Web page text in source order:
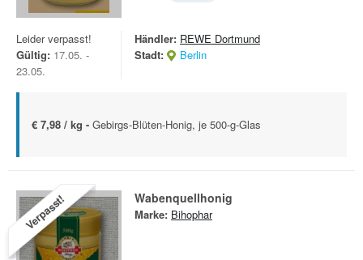
Leider verpasst!
Gültig: 17.05. -
23.05.
Händler: REWE Dortmund
Stadt:
Berlin
€ 7,98 / kg - Gebirgs-Blüten-Honig, je 500-g-Glas
Verpasst! Wabenquellhonig
Marke: Bihophar